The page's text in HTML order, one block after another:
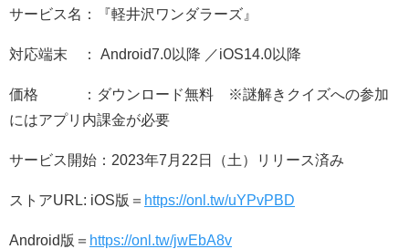
サービス名：『軽井沢ワンダラーズ』
対応端末 ： Android7.0以降 ／iOS14.0以降
価格 ：ダウンロード無料 ※謎解きクイズへの参加
にはアプリ内課金が必要
サービス開始：2023年7月22日（土）リリース済み
ストアURL: iOS版＝ https://onl.tw/uYPvPBD
Android版＝ https://onl.tw/jwEbA8v